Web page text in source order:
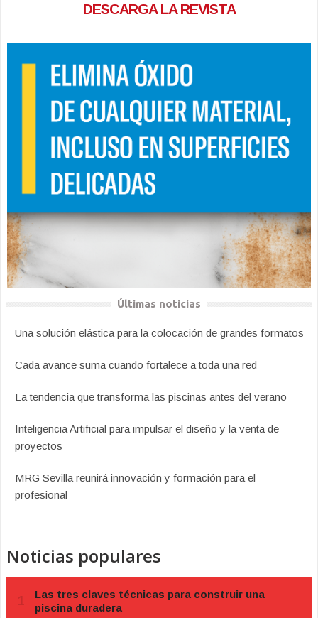
DESCARGA LA REVISTA
Últimas noticias
Una solución elástica para la colocación de grandes formatos
Cada avance suma cuando fortalece a toda una red
La tendencia que transforma las piscinas antes del verano
Inteligencia Artificial para impulsar el diseño y la venta de
proyectos
MRG Sevilla reunirá innovación y formación para el
profesional
Noticias populares